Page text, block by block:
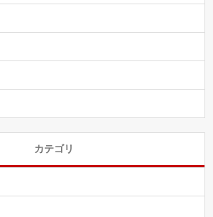
カテゴリ